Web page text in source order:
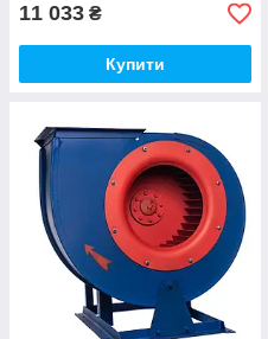
11 033 ₴
Купити